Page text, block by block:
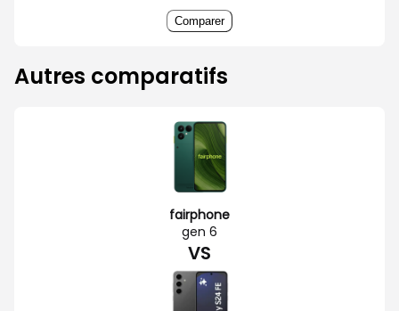
Comparer
Autres comparatifs
fairphone
gen 6
VS